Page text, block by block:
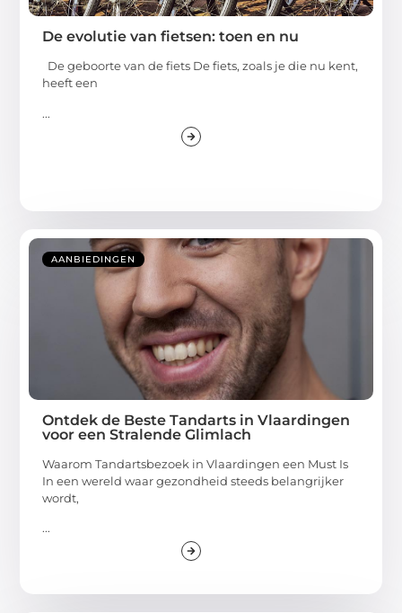
De evolutie van fietsen: toen en nu
De geboorte van de fiets De fiets, zoals je die nu kent,
heeft een
...
AANBIEDINGEN
Ontdek de Beste Tandarts in Vlaardingen
voor een Stralende Glimlach
Waarom Tandartsbezoek in Vlaardingen een Must Is
In een wereld waar gezondheid steeds belangrijker
wordt,
...